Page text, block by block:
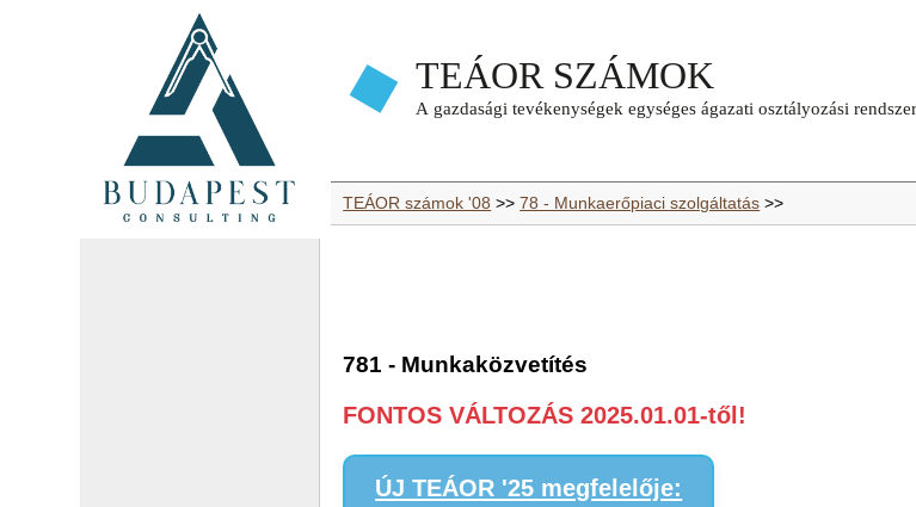
TEÁOR számok '08 >>78 - Munkaerőpiaci szolgáltatás >>
781 - Munkaközvetítés
FONTOS VÁLTOZÁS 2025.01.01-től!
ÚJ TEÁOR '25 megfelelője: